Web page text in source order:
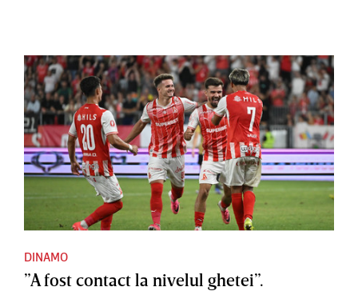
DINAMO
”A fost contact la nivelul ghetei”.